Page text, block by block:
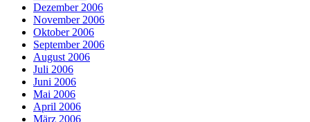
Dezember 2006
November 2006
Oktober 2006
September 2006
August 2006
Juli 2006
Juni 2006
Mai 2006
April 2006
März 2006